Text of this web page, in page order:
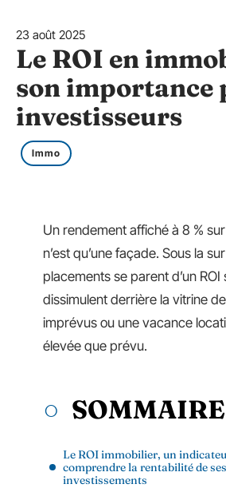
23 août 2025
Le ROI en
son importance
investisseurs
Immo
Un rendement affiché à 8 %
n’est qu’une façade. Sous la
placements se parent d’un
dissimulent derrière la vitrine
imprévus ou une vacance
élevée que prévu.
SOMMAIRE
Le ROI immobilier, un
comprendre la rentabilité de ses
investissements